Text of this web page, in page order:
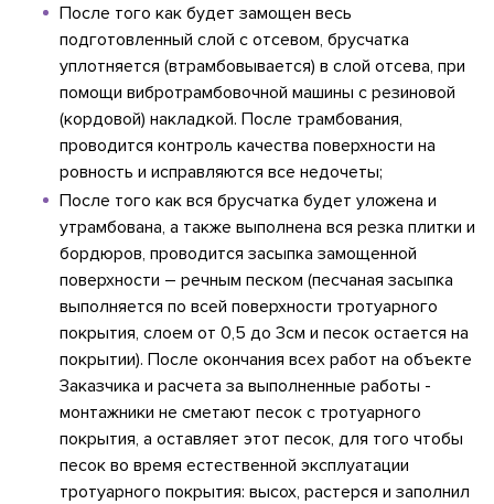
После того как будет замощен весь
подготовленный слой с отсевом, брусчатка
уплотняется (втрамбовывается) в слой отсева, при
помощи вибротрамбовочной машины с резиновой
(кордовой) накладкой. После трамбования,
проводится контроль качества поверхности на
ровность и исправляются все недочеты;
После того как вся брусчатка будет уложена и
утрамбована, а также выполнена вся резка плитки и
бордюров, проводится засыпка замощенной
поверхности – речным песком (песчаная засыпка
выполняется по всей поверхности тротуарного
покрытия, слоем от 0,5 до 3см и песок остается на
покрытии). После окончания всех работ на объекте
Заказчика и расчета за выполненные работы -
монтажники не сметают песок с тротуарного
покрытия, а оставляет этот песок, для того чтобы
песок во время естественной эксплуатации
тротуарного покрытия: высох, растерся и заполнил